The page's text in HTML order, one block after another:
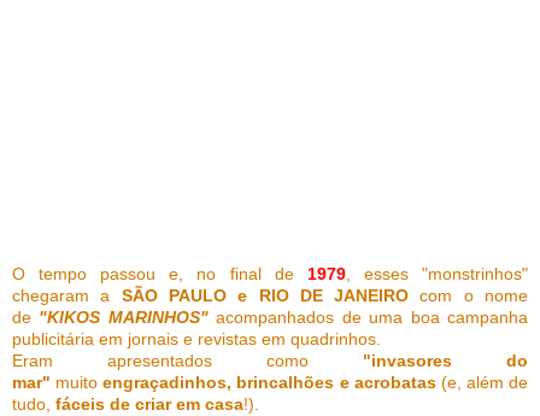
O tempo passou e, no final de 1979, esses "monstrinhos"
chegaram a SÃO PAULO e RIO DE JANEIRO com o nome
de "KIKOS MARINHOS"acompanhados de uma boa campanha
publicitária em jornais e revistas em quadrinhos.
Eram apresentados como "invasores do
mar" muitoengraçadinhos, brincalhões e acrobatas (e, além de
tudo, fáceis de criar em casa!).